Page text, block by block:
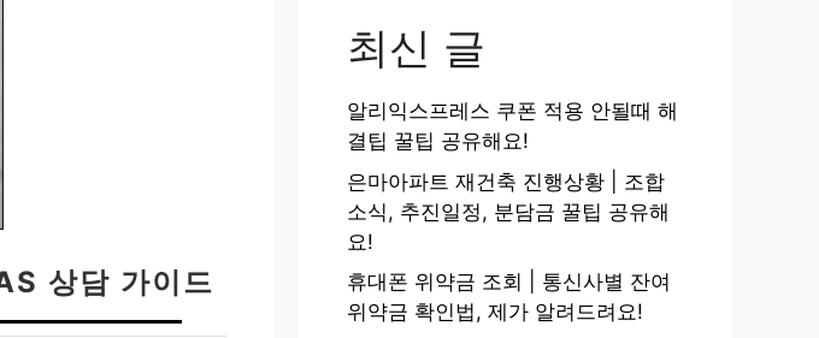
상담 가이드
최신 글
알리익스프레스 쿠폰 적용 안될때 해
결팁 꿀팁 공유해요!
은마아파트 재건축 진행상황 | 조합
소식, 추진일정, 분담금 꿀팁 공유해
요!
휴대폰 위약금 조회 | 통신사별 잔여
위약금 확인법, 제가 알려드려요!